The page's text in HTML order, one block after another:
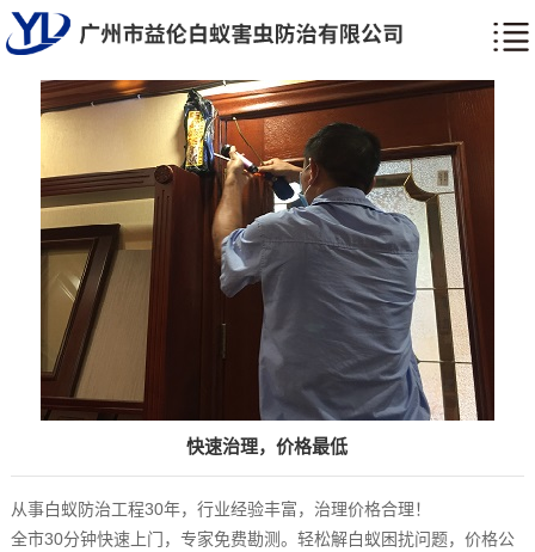
快速治理，价格最低
从事白蚁防治工程30年，行业经验丰富，治理价格合理！
全市30分钟快速上门，专家免费勘测。轻松解白蚁困扰问题，价格公